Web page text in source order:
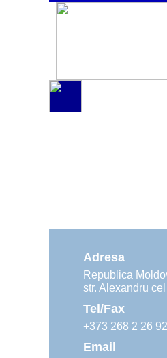
Adresa
Republica
str. Alexandru
Tel/Fax
+373 268 2 26 92
Email